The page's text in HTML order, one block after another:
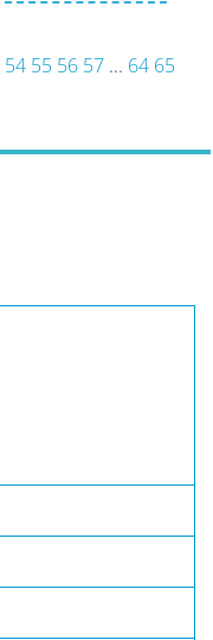
54 55 56 57... 64 65